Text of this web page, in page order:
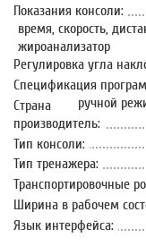
Показания консоли:
время, скорость,
жироанализатор
Регулировка угла
Спецификация
ручной
Страна
производитель:
Тип консоли:
Тип тренажера:
Транспортировочные
Ширина в рабочем
Язык интерфейса: